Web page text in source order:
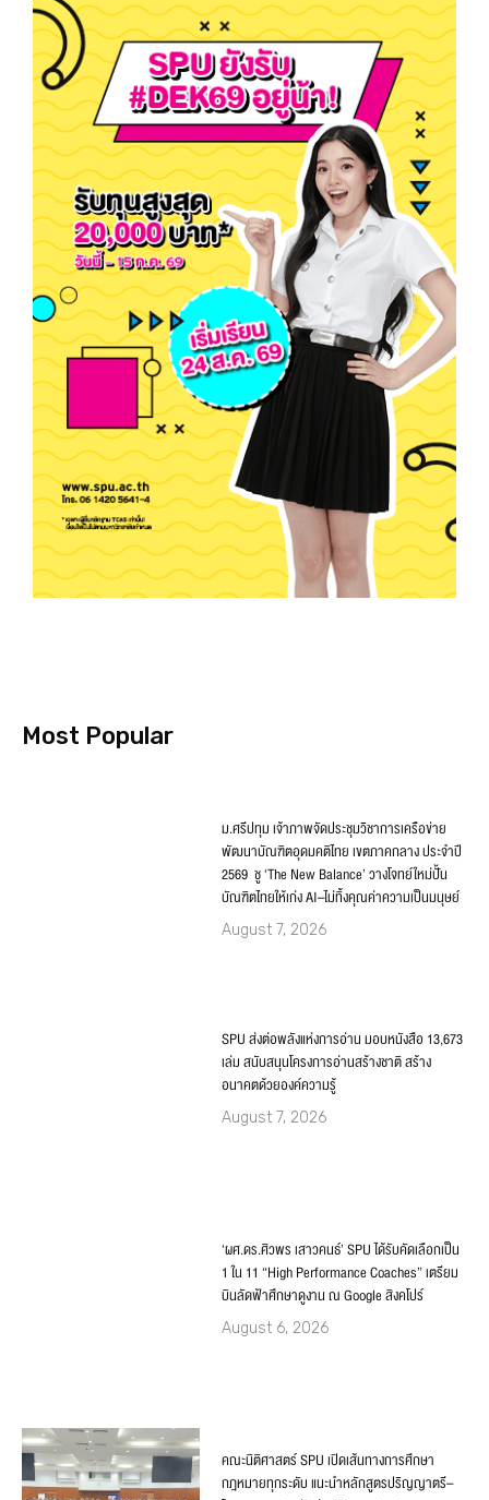
Most Popular
ม.ศรีปทุม เจ้าภาพจัดประชุมวิชาการเครือข่าย
พัฒนาบัณฑิตอุดมคติไทย เขตภาคกลาง ประจำปี
2569 ชู ‘The New Balance’ วางโจทย์ใหม่ปั้น
บัณฑิตไทยให้เก่ง AI–ไม่ทิ้งคุณค่าความเป็นมนุษย์
August 7, 2026
SPU ส่งต่อพลังแห่งการอ่าน มอบหนังสือ 13,673
เล่ม สนับสนุนโครงการอ่านสร้างชาติ สร้าง
อนาคตด้วยองค์ความรู้
August 7, 2026
‘ผศ.ดร.ศิวพร เสาวคนธ์’ SPU ได้รับคัดเลือกเป็น
1 ใน 11 “High Performance Coaches” เตรียม
บินลัดฟ้าศึกษาดูงาน ณ Google สิงคโปร์
August 6, 2026
คณะนิติศาสตร์ SPU เปิดเส้นทางการศึกษา
กฎหมายทุกระดับ แนะนำหลักสูตรปริญญาตรี–